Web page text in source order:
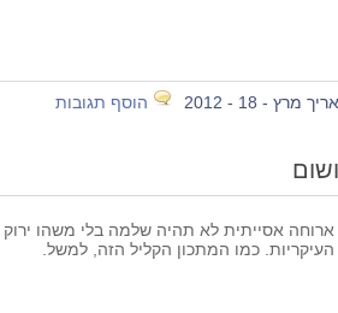
מרץ - 18 - 2012 הוסף תגובות
ארוחה אסייתית לא תהיה שלמה בלי משהו ירוק
העיקריות. כמו המתכון הקליל הזה, למשל.